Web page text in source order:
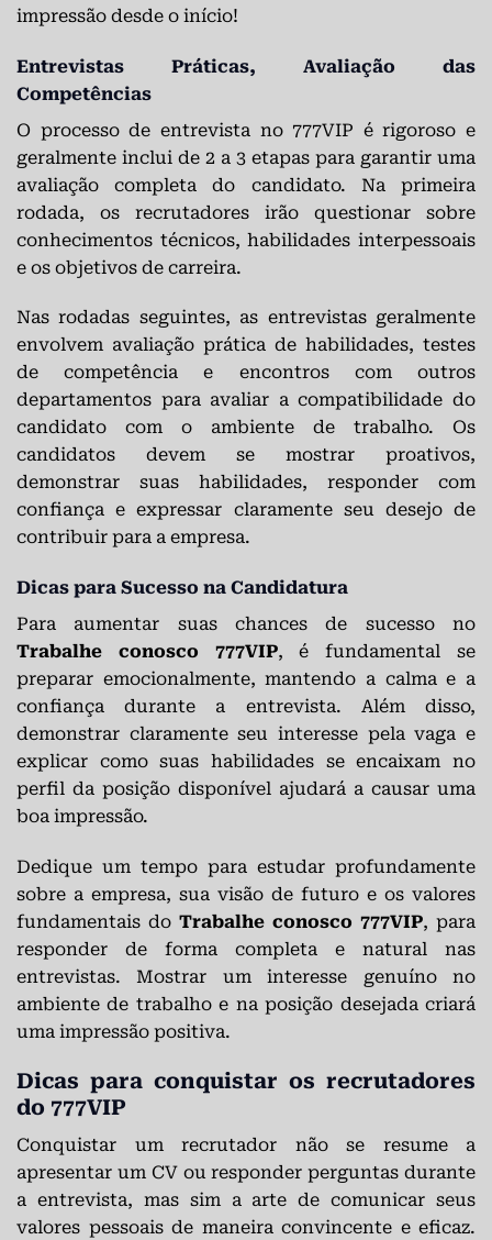
impressão desde o início!
Entrevistas Práticas, Avaliação das
Competências
O processo de entrevista no 777VIP é rigoroso e
geralmente inclui de 2 a 3 etapas para garantir uma
avaliação completa do candidato. Na primeira
rodada, os recrutadores irão questionar sobre
conhecimentos técnicos, habilidades interpessoais
e os objetivos de carreira.
Nas rodadas seguintes, as entrevistas geralmente
envolvem avaliação prática de habilidades, testes
de competência e encontros com outros
departamentos para avaliar a compatibilidade do
candidato com o ambiente de trabalho. Os
candidatos devem se mostrar proativos,
demonstrar suas habilidades, responder com
confiança e expressar claramente seu desejo de
contribuir para a empresa.
Dicas para Sucesso na Candidatura
Para aumentar suas chances de sucesso no
Trabalhe conosco 777VIP, é fundamental se
preparar emocionalmente, mantendo a calma e a
confiança durante a entrevista. Além disso,
demonstrar claramente seu interesse pela vaga e
explicar como suas habilidades se encaixam no
perfil da posição disponível ajudará a causar uma
boa impressão.
Dedique um tempo para estudar profundamente
sobre a empresa, sua visão de futuro e os valores
fundamentais do Trabalhe conosco 777VIP, para
responder de forma completa e natural nas
entrevistas. Mostrar um interesse genuíno no
ambiente de trabalho e na posição desejada criará
uma impressão positiva.
Dicas para conquistar os recrutadores
do 777VIP
Conquistar um recrutador não se resume a
apresentar um CV ou responder perguntas durante
a entrevista, mas sim a arte de comunicar seus
valores pessoais de maneira convincente e eficaz.